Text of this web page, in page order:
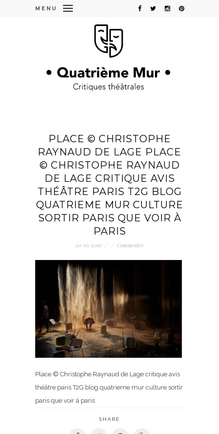
MENU
PLACE © CHRISTOPHE
RAYNAUD DE LAGE PLACE
© CHRISTOPHE RAYNAUD
DE LAGE CRITIQUE AVIS
THÉÂTRE PARIS T2G BLOG
QUATRIEME MUR CULTURE
SORTIR PARIS QUE VOIR À
PARIS
20/10/2019 / / Commenter
Place © Christophe Raynaud de Lage critique avis
théâtre paris T2G blog quatrieme mur culture sortir
paris que voir à paris
SHARE